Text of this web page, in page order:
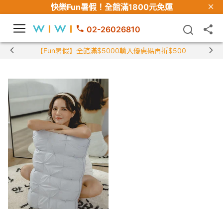
快樂Fun暑假！ 全館滿1800元免運
02-26026810
【Fun暑假】全館滿$5000輸入優惠碼再折$500